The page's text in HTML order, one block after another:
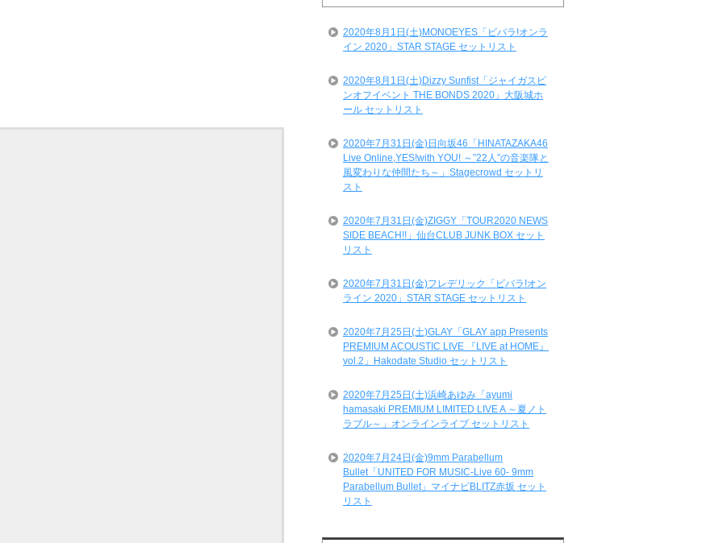
ス
一
2020年8月1日(土)MONOEYES「ビバラ!オンラ
イン 2020」STAR STAGE セットリスト
2020年8月1日(土)Dizzy Sunfist「ジャイガスピ
ンオフイベント THE BONDS 2020」大阪城ホ
ール セットリスト
2020年7月31日(金)日向坂46「HINATAZAKA46
Live Online,YES!with YOU! ～”22人”の音楽隊と
風変わりな仲間たち～」Stagecrowd セットリ
スト
2020年7月31日(金)ZIGGY「TOUR2020 NEWS
SIDE BEACH!!」仙台CLUB JUNK BOX セット
リスト
2020年7月31日(金)フレデリック「ビバラ!オン
ライン 2020」STAR STAGE セットリスト
2020年7月25日(土)GLAY「GLAY app Presents
PREMIUM ACOUSTIC LIVE 『LIVE at HOME』
vol.2」Hakodate Studio セットリスト
2020年7月25日(土)浜崎あゆみ「ayumi
hamasaki PREMIUM LIMITED LIVE A ～夏ノト
ラブル～」オンラインライブ セットリスト
2020年7月24日(金)9mm Parabellum
Bullet「UNITED FOR MUSIC-Live 60- 9mm
Parabellum Bullet」マイナビBLITZ赤坂 セット
リスト